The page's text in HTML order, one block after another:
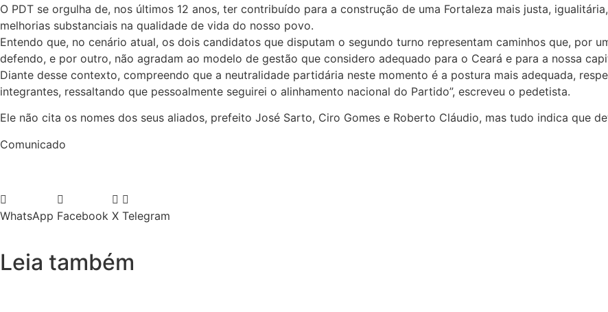
O PDT se orgulha de, nos últimos 12 anos, ter contribuído para a construção de uma Fortaleza mais justa,
melhorias substanciais na qualidade de vida do nosso povo.
Entendo que, no cenário atual, os dois candidatos que disputam o segundo turno representam caminhos que, por
defendo, e por outro, não agradam ao modelo de gestão que considero adequado para o Ceará e para a nossa
Diante desse contexto, compreendo que a neutralidade partidária neste momento é a postura mais adequada,
integrantes, ressaltando que pessoalmente seguirei o alinhamento nacional do Partido”, escreveu o pedetista.
Ele não cita os nomes dos seus aliados, prefeito José Sarto, Ciro Gomes e Roberto Cláudio, mas tudo indica que
Comunicado
WhatsApp Facebook X Telegram
Leia também